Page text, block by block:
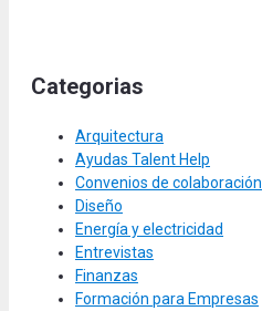
Categorias
Arquitectura
Ayudas Talent Help
Convenios de colaboración
Diseño
Energía y electricidad
Entrevistas
Finanzas
Formación para Empresas